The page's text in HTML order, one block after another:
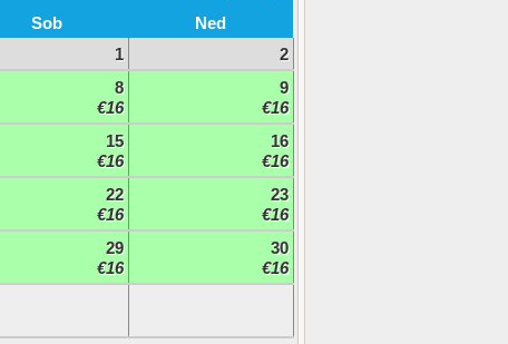
Sob
Ned
1
2
8
€16
9
€16
15
€16
16
€16
22
€16
23
€16
29
€16
30
€16